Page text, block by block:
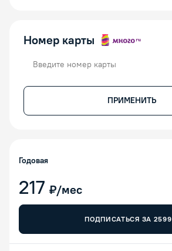
Номер карты
ПРИМЕНИТЬ
Годовая
217 ₽/мес
ПОДПИСАТЬСЯ ЗА 2599